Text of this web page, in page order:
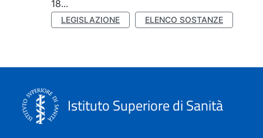
18...
LEGISLAZIONE ELENCO SOSTANZE
Istituto Superiore di Sanità